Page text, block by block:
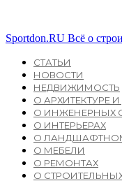
Sportdon.RU Всё о
СТАТЬИ
НОВОСТИ
НЕДВИЖИМОСТЬ
О АРХИТЕКТУРЕ
О ИНЖЕНЕРНЫХ
О ИНТЕРЬЕРАХ
О
О МЕБЕЛИ
О РЕМОНТАХ
О